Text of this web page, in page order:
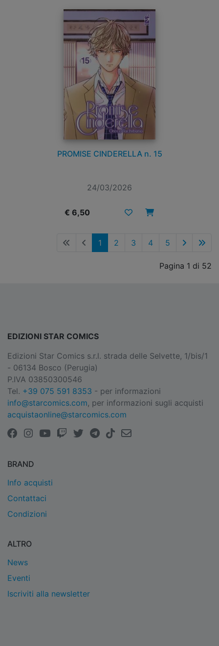
PROMISE CINDERELLA n. 15
24/03/2026
€ 6,50
1 2 3 4 5
Pagina 1 di 52
EDIZIONI STAR COMICS
Edizioni Star Comics s.r.l. strada delle Selvette, 1/bis/1
- 06134 Bosco (Perugia)
P.IVA 03850300546
Tel. +39 075 591 8353 - per informazioni
info@starcomics.com, per informazioni sugli acquisti
acquistaonline@starcomics.com
BRAND
Info acquisti
Contattaci
Condizioni
ALTRO
News
Eventi
Iscriviti alla newsletter